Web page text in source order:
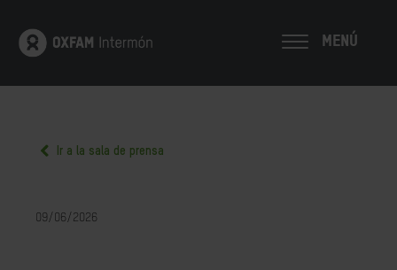
MENÚ
Ir a la sala de prensa
09/06/2026